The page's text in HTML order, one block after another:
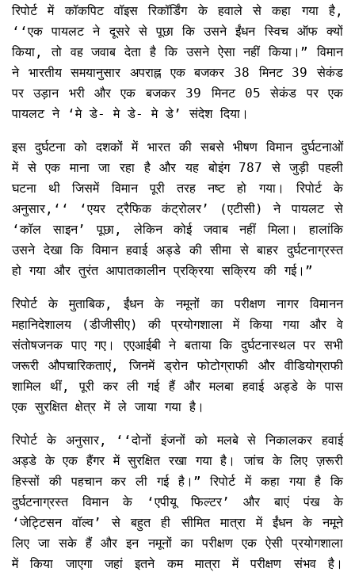
रिपोर्ट में कॉकपिट वॉइस रिकॉर्डिंग के हवाले से कहा गया है,
‘‘एक पायलट ने दूसरे से पूछा कि उसने ईंधन स्विच ऑफ क्यों
किया, तो वह जवाब देता है कि उसने ऐसा नहीं किया।” विमान
ने भारतीय समयानुसार अपराह्न एक बजकर 38 मिनट 39 सेकंड
पर उड़ान भरी और एक बजकर 39 मिनट 05 सेकंड पर एक
पायलट ने ‘मे डे- मे डे- मे डे’ संदेश दिया।
इस दुर्घटना को दशकों में भारत की सबसे भीषण विमान दुर्घटनाओं
में से एक माना जा रहा है और यह बोइंग 787 से जुड़ी पहली
घटना थी जिसमें विमान पूरी तरह नष्ट हो गया। रिपोर्ट के
अनुसार,‘‘ ‘एयर ट्रैफिक कंट्रोलर’ (एटीसी) ने पायलट से
‘कॉल साइन’ पूछा, लेकिन कोई जवाब नहीं मिला। हालांकि
उसने देखा कि विमान हवाई अड्डे की सीमा से बाहर दुर्घटनाग्रस्त
हो गया और तुरंत आपातकालीन प्रक्रिया सक्रिय की गई।”
रिपोर्ट के मुताबिक, ईंधन के नमूनों का परीक्षण नागर विमानन
महानिदेशालय (डीजीसीए) की प्रयोगशाला में किया गया और वे
संतोषजनक पाए गए। एएआईबी ने बताया कि दुर्घटनास्थल पर सभी
जरूरी औपचारिकताएं, जिनमें ड्रोन फोटोग्राफी और वीडियोग्राफी
शामिल थीं, पूरी कर ली गई हैं और मलबा हवाई अड्डे के पास
एक सुरक्षित क्षेत्र में ले जाया गया है।
रिपोर्ट के अनुसार, ‘‘दोनों इंजनों को मलबे से निकालकर हवाई
अड्डे के एक हैंगर में सुरक्षित रखा गया है। जांच के लिए ज़रूरी
हिस्सों की पहचान कर ली गई है।” रिपोर्ट में कहा गया है कि
दुर्घटनाग्रस्त विमान के ‘एपीयू फिल्टर’ और बाएं पंख के
‘जेट्टिसन वॉल्व’ से बहुत ही सीमित मात्रा में ईंधन के नमूने
लिए जा सके हैं और इन नमूनों का परीक्षण एक ऐसी प्रयोगशाला
में किया जाएगा जहां इतने कम मात्रा में परीक्षण संभव है।